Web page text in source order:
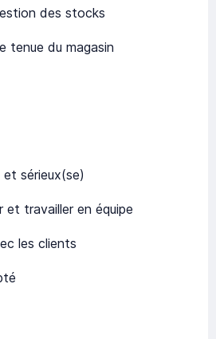
des stocks
tenue du magasin
sérieux(se)
et travailler en équipe
les clients